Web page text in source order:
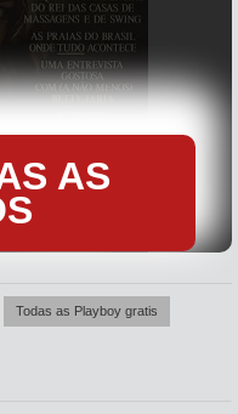
AS
Todas as Playboy gratis